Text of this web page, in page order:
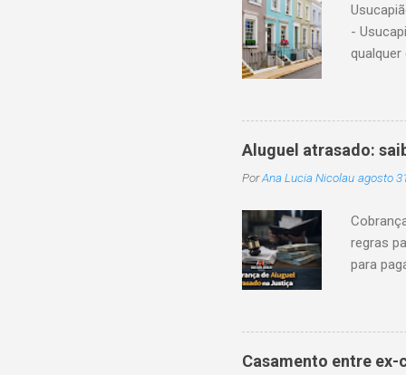
parcial,
-
qualquer
que a
Com a
1.244,
Aluguel atrasado:
PorAna Lucia Nicolau agosto
regras
para
legal
clara, os
Casamento entre ex-